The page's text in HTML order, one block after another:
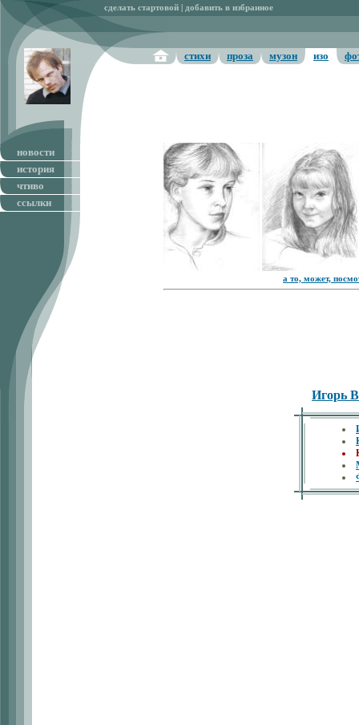
сделать стартовой добавить в избранное
стихи проза музон изо
новости
история
чтиво
ссылки
а то, может,
Игорь